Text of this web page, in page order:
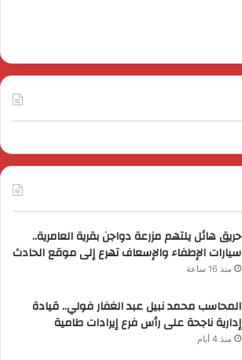
حريق هائل يلتهم مزرعة دواجن بقرية العامرية..
سيارات الإطفاء والإسعاف تهرع إلى موقع الحادث
منذ 16 ساعة
المحاسب محمد نبيل عبد الغفار فولي.. قيادة
إدارية ناجحة على رأس فرع إيرادات طامية
منذ 4 أيام